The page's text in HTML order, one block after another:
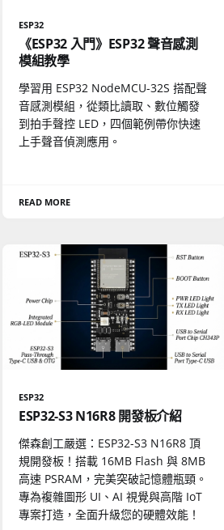
ESP32
《ESP32 入門》ESP32 聲音感測
模組教學
學習用 ESP32 NodeMCU-32S 搭配聲
音感測模組，從類比讀取、數位觸發
到拍手聲控 LED，四個範例帶你快速
上手聲音偵測應用。
READ MORE
ESP32
ESP32-S3 N16R8 開發板介紹
傑森創工嚴選：ESP32-S3 N16R8 頂
規開發板！搭載 16MB Flash 與 8MB
高速 PSRAM，完美突破記憶體瓶頸。
專為複雜圖形 UI、AI 視覺與高階 IoT
專案打造，全面升級您的硬體效能！